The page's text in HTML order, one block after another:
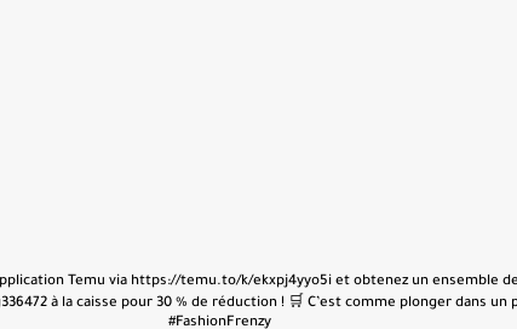
Temu via https://temu.to/k/ekxpj4yyo5i et obtenez un ensemble
à la caisse pour 30 % de réduction ! 🛒 C’est comme plonger dans
#FashionFrenzy